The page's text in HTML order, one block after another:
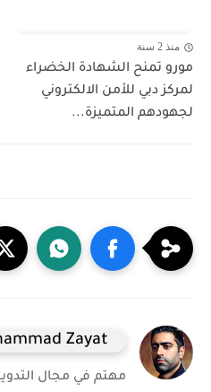
منذ 2 سنة
مورو تمنح الشهادة الخضراء
لمركز دبي للأمن الالكتروني
لجهودهم المتميزة...
Zayat
مهتم في مجال